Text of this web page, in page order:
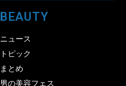
BEAUTY
ニュース
トピック
まとめ
男の美容フェス